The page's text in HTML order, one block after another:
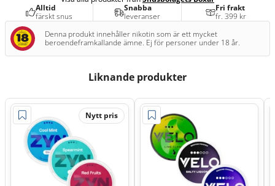
Alltid
färskt snus
Snabba
leveranser
Fri frakt
fr. 399 kr
Denna produkt innehåller nikotin som är ett mycket
beroendeframkallande ämne. Ej för personer under 18 år.
Liknande produkter
Nytt pris